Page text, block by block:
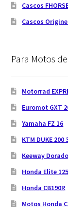
Cascos
Cascos
Para Motos
Motorrad
Euromot GXT
Yamaha FZ 16
KTM DUKE 200
Keeway
Honda Elite 125
Honda CB190R
Motos Honda